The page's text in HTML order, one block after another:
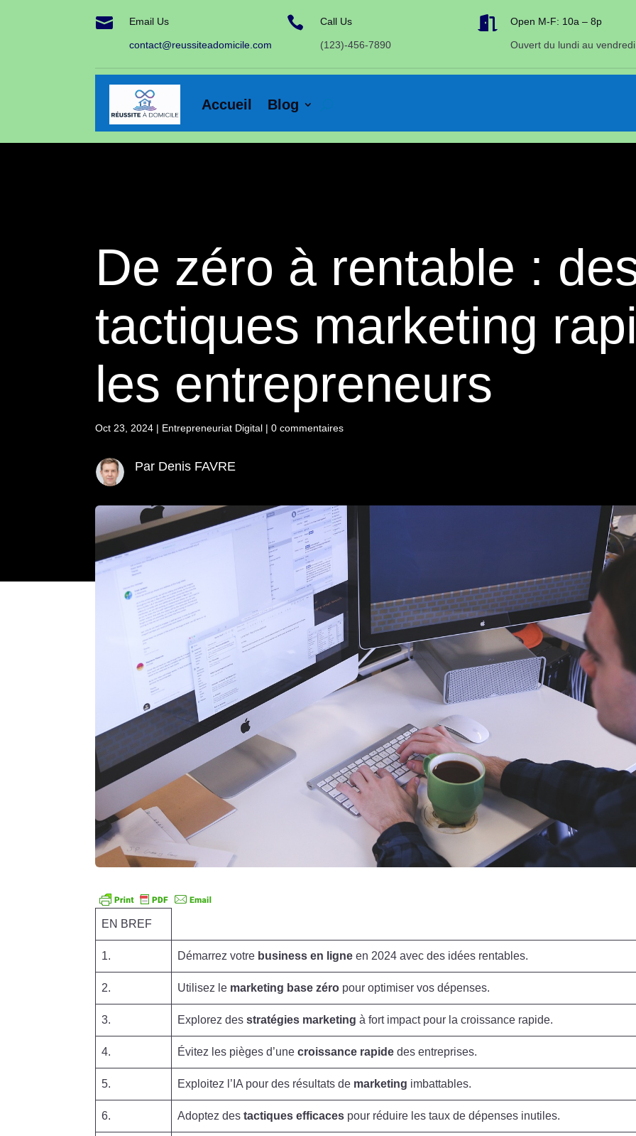
 Email Us
contact@reussiteadomicile.com
 Call Us
(123)-456-7890
 Open M-F: 10a – 8p
Ouvert du lundi au vendredi
Accueil Blog
De zéro à rentable :
tactiques marketing
les entrepreneurs
Oct 23, 2024 | Entrepreneuriat Digital |0 commentaires
Par Denis FAVRE
EN BREF
1. Démarrez votre business en ligne en 2024 avec des idées rentables.
2. Utilisez le marketing base zéro pour optimiser vos dépenses.
3. Explorez desstratégies marketing à fort impact pour la croissance rapide.
4. Évitez les pièges d’unecroissance rapide des entreprises.
5. Exploitez l’IA pour des résultats de marketing imbattables.
6. Adoptez destactiques efficaces pour réduire les taux de dépenses inutiles.